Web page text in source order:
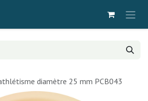
diamètre 25 mm PCB043